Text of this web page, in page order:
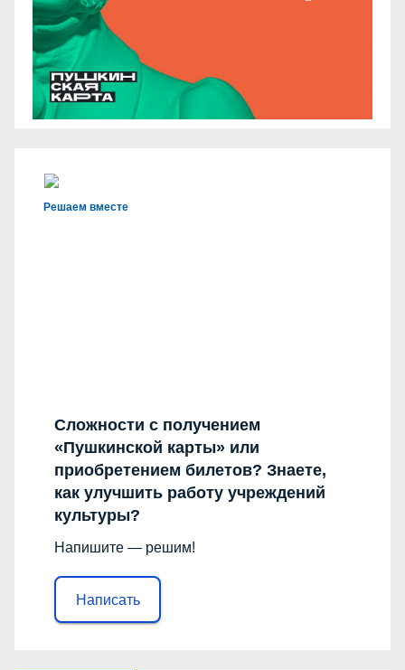
Решаем вместе
Сложности с получением
«Пушкинской карты» или
приобретением билетов? Знаете,
как улучшить работу учреждений
культуры?
Напишите — решим!
Написать